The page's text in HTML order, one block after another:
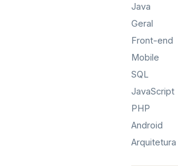
Java
Geral
Front-end
Mobile
SQL
JavaScript
PHP
Android
Arquitetura